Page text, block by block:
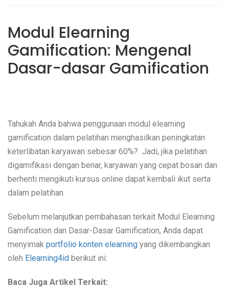
Modul Elearning
Gamification: Mengenal
Dasar-dasar Gamification
Tahukah Anda bahwa penggunaan modul elearning
gamification dalam pelatihan menghasilkan peningkatan
keterlibatan karyawan sebesar 60%? Jadi, jika pelatihan
digamifikasi dengan benar, karyawan yang cepat bosan dan
berhenti mengikuti kursus online dapat kembali ikut serta
dalam pelatihan.
Sebelum melanjutkan pembahasan terkait Modul Elearning
Gamification dan Dasar-Dasar Gamification, Anda dapat
menyimak portfolio konten elearning yang dikembangkan
oleh Elearning4id berikut ini:
Baca Juga Artikel Terkait: